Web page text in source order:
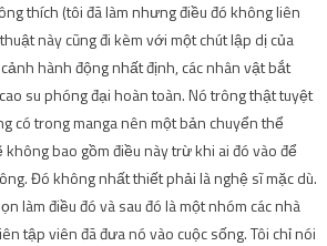
thích (tôi đã làm nhưng điều đó không liên
này cũng đi kèm với một chút lập dị của
hành động nhất định, các nhân vật bắt
su phóng đại hoàn toàn. Nó trông thật tuyệt
có trong manga nên một bản chuyển thể
bao gồm điều này trừ khi ai đó vào để
Đó không nhất thiết phải là nghệ sĩ mặc dù.
làm điều đó và sau đó là một nhóm các nhà
tập viên đã đưa nó vào cuộc sống. Tôi chỉ nói